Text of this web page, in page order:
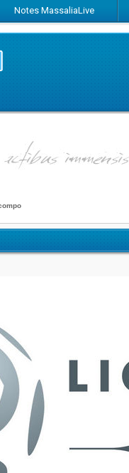
Notes MassaliaLive
Suivez-nous sur Facebook
Suivez-nous sur Twitter
Abonnez-